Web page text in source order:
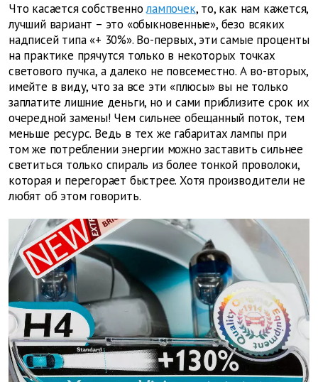
Что касается собственно лампочек, то, как нам кажется,
лучший вариант – это «обыкновенные», безо всяких
надписей типа «+ 30%». Во-первых, эти самые проценты
на практике прячутся только в некоторых точках
светового пучка, а далеко не повсеместно. А во-вторых,
имейте в виду, что за все эти «плюсы» вы не только
заплатите лишние деньги, но и сами приблизите срок их
очередной замены! Чем сильнее обещанный поток, тем
меньше ресурс. Ведь в тех же габаритах лампы при
том же потреблении энергии можно заставить сильнее
светиться только спираль из более тонкой проволоки,
которая и перегорает быстрее. Хотя производители не
любят об этом говорить.